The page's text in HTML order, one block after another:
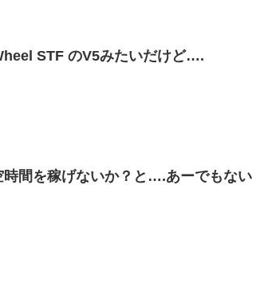
STF のV5みたいだけど….
間を稼げないか？と….あーでもない